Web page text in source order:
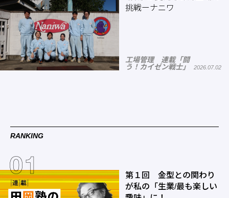
挑戦ーナニワ
工場管理 連載「闘
う！カイゼン戦士」
2026.07.02
RANKING
第１回 金型との関わり
が私の「生業/最も楽しい